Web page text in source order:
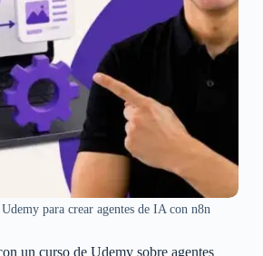
para crear agentes de IA con n8n
un curso de Udemy sobre agentes